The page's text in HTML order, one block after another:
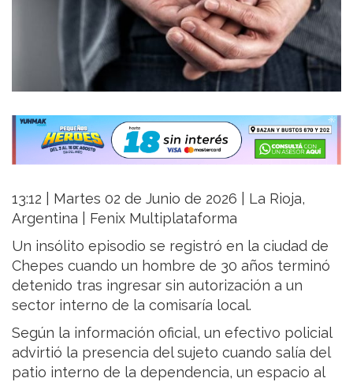
13:12 | Martes 02 de Junio de 2026 | La Rioja,
Argentina | Fenix Multiplataforma
Un insólito episodio se registró en la ciudad de
Chepes cuando un hombre de 30 años terminó
detenido tras ingresar sin autorización a un
sector interno de la comisaría local.
Según la información oficial, un efectivo policial
advirtió la presencia del sujeto cuando salía del
patio interno de la dependencia, un espacio al